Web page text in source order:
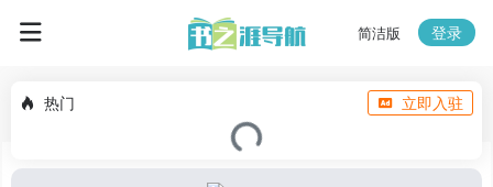
简洁版 登录
热门 立即入驻